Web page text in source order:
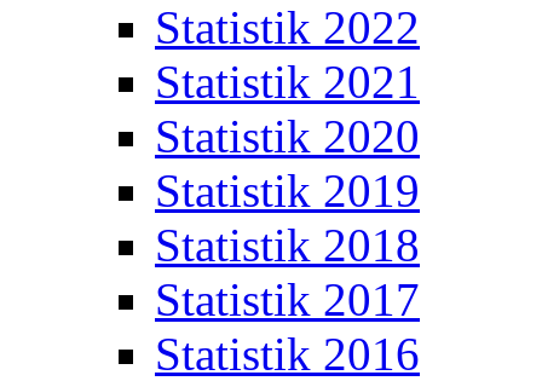
Statistik 2022
Statistik 2021
Statistik 2020
Statistik 2019
Statistik 2018
Statistik 2017
Statistik 2016